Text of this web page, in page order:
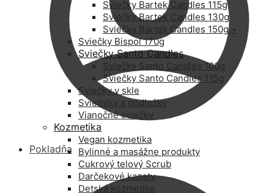
Pokladňa
Sviečky Bartek Candles 115g
Sviečky Bartek Candles 130g
Sviečky Bartek Candles 150g +
Sviečky Bispol 170g
Sviečky Santo Candles
Sviečky Santo Candles 100g
Sviečky Santo Candles 115g
Sviečky v skle
Svietniky a podložky
Vianočné sviečky
Kozmetika
Vegan kozmetika
Bylinné a masážne produkty
Cukrový telový Scrub
Darčekové kazety
Detská kozmetika